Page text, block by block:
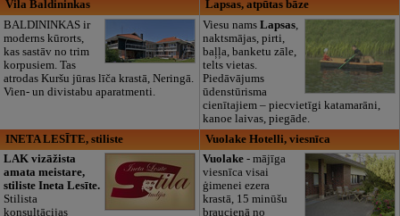
Vila Baldininkas
BALDININKAS ir
moderns kūrorts,
kas sastāv no trim
korpusiem. Tas
atrodas Kuršu jūras līča krastā, Neringā.
Vien- un divistabu aparatmenti.
Lapsas, atpūtas bāze
Viesu namsLapsas,
naktsmājas, pirti,
baļļa, banketu zāle,
telts vietas.
Piedāvājums
ūdenstūrisma
cienītajiem – piecvietīgi katamarāni,
kanoe laivas, piegāde.
INETA LESĪTE, stiliste
LAK vizāžista
amata meistare,
stiliste Ineta Lesīte.
Stilista
konsultācijas
Vuolake Hotelli, viesnīca
Vuolake - mājīga
viesnīca visai
ģimenei ezera
krastā, 15 minūšu
braucienā no